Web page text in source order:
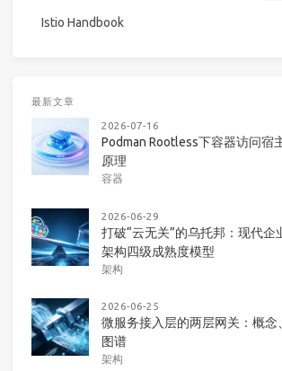
Istio Handbook
最新文章
2026-07-16
Podman Rootless下容器访问宿
原理
容器
2026-06-29
打破“云无关”的乌托邦：现代企
架构四级成熟度模型
架构
2026-06-25
微服务接入层的两层网关：概念
图谱
架构